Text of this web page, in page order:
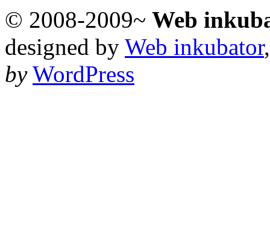
© 2008-2009~ Web
designed by Web inkubator
by WordPress